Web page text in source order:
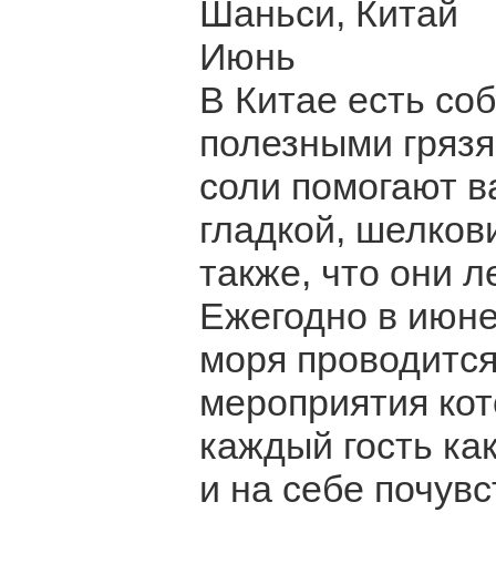
Шаньси, Китай
Июнь
В Китае есть
полезными
соли помогают
гладкой,
также, что они
Ежегодно в
моря
мероприятия
каждый гость
и на себе